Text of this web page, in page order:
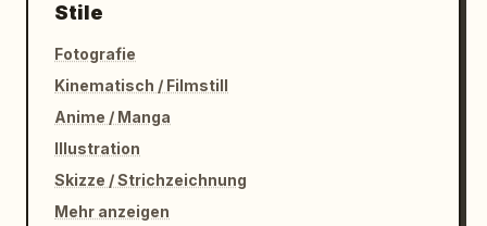
Stile
Fotografie
Kinematisch / Filmstill
Anime / Manga
Illustration
Skizze / Strichzeichnung
Mehr anzeigen